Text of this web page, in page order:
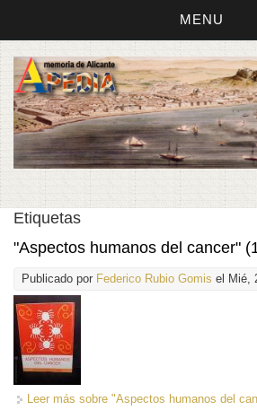
MENU
Etiquetas
"Aspectos humanos del cancer"
Publicado por Federico Rubio Gomis el Mié,
Leer más sobre "Aspectos humanos del